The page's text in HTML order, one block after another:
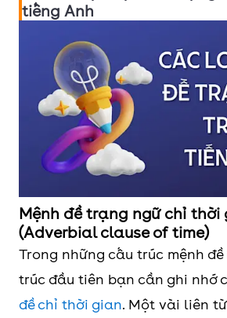
tiếng Anh
Mệnh đề trạng ngữ chỉ thời
(Adverbial clause of time)
Trong những cấu trúc mệnh
trúc đầu tiên bạn cần ghi nhớ
đề chỉ thời gian. Một vài liên